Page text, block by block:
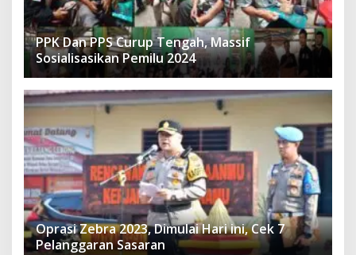
PPK Dan PPS Curup Tengah, Massif
Sosialisasikan Pemilu 2024
Oprasi Zebra 2023, Dimulai Hari ini, Cek 7
Pelanggaran Sasaran